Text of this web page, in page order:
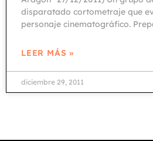
disparatado cortometraje que
personaje cinematográfico.
LEER MÁS »
diciembre 29, 2011